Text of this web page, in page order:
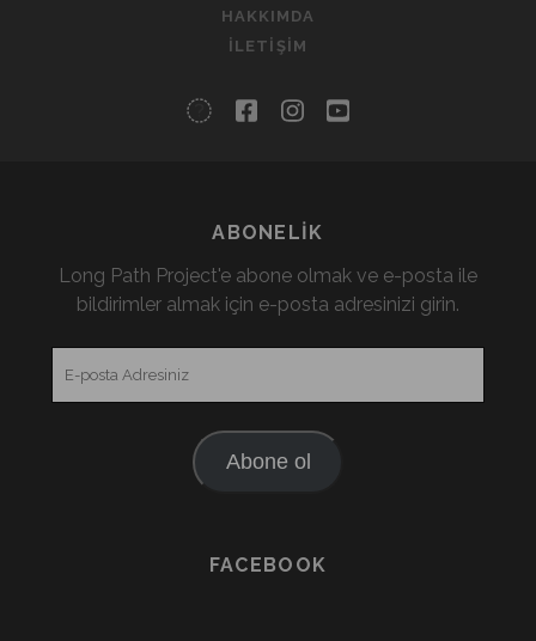
HAKKIMDA
İLETIŞIM
twitterfacebookinstagram
youtube
ABONELIK
Long Path Project'e abone olmak ve e-posta ile
bildirimler almak için e-posta adresinizi girin.
posta
Abone ol
FACEBOOK